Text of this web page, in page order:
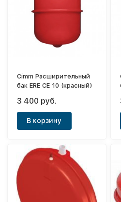
Cimm Расширительный
бак ERE CE 10 (красный)
3 400 руб.
В корзину